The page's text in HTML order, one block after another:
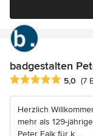
badgestalten
Durchschnittliche
5,0 (7
Herzlich
mehr als 129-